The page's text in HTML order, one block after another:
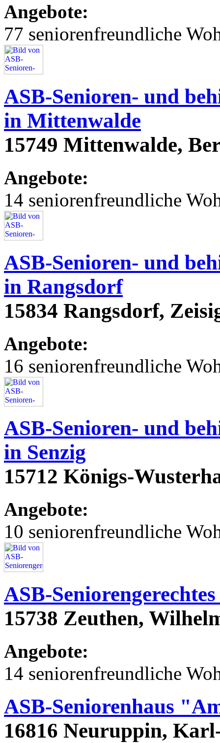
Angebote:
77 seniorenfreundliche
ASB-Senioren- und
in Mittenwalde
15749 Mittenwalde,
Angebote:
14 seniorenfreundliche
ASB-Senioren- und
in Rangsdorf
15834 Rangsdorf,
Angebote:
16 seniorenfreundliche
ASB-Senioren- und
in Senzig
15712 Königs-
Angebote:
10 seniorenfreundliche
ASB-
15738 Zeuthen,
Angebote:
14 seniorenfreundliche
ASB-Seniorenhaus
16816 Neuruppin,